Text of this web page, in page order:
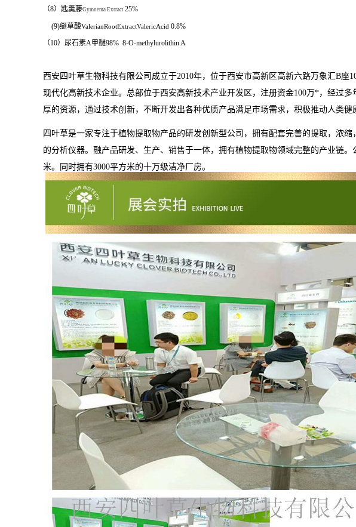
（8）匙羹藤Gymnema Extract 25%
(9)缬草酸ValerianRootExtractValericAcid 0.8%
（10）尿石素A甲醚98% 8-O-methylurolithin A
西安四叶草生物科技有限公司成立于2010年，位于西安市高新区高新六路万象汇 B座
现代化高新技术企业。 总部位于西安高新技术产业开发区，注册资金100万*，经过多
厚的资源，通过技术创新，不断开发出各种优质产品满足市场需求，积极推动人类健
四叶草是一家专注于植物提取物产品的研发创新型公司，拥有配套完善的提取，浓
的分析仪器。融产品研发、生产、销售于一体，拥有植物提取物领域完整的产业链。
米。同时拥有3000平方米的十万级洁净厂房。